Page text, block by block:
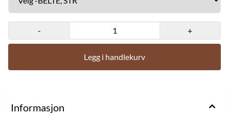
- +
Legg i handlekurv
Informasjon